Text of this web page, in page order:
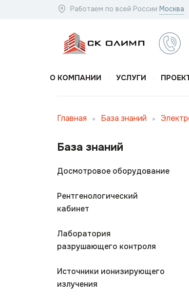
Работаем по всей России Москва
О КОМПАНИИ УСЛУГИ
Главная » База знаний »
База знаний
Досмотровое оборудование
Рентгенологический
кабинет
Лаборатория
разрушающего контроля
Источники ионизирующего
излучения